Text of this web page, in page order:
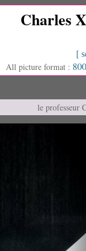
Charles
[
All picture format :
le professeur